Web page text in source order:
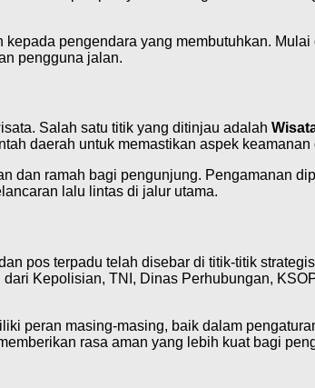
pengendara yang membutuhkan.
pengguna jalan.
Salah satu titik yang ditinjau adalah
daerah untuk memastikan aspek
ramah bagi pengunjung. Pengamanan
lalu lintas di jalur utama.
pos terpadu telah disebar di titik-titik
Kepolisian, TNI, Dinas Perhubungan,
peran masing-masing, baik dalam
rasa aman yang lebih kuat bagi